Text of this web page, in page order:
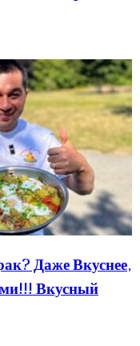
Даже Вкуснее,
Вкусный